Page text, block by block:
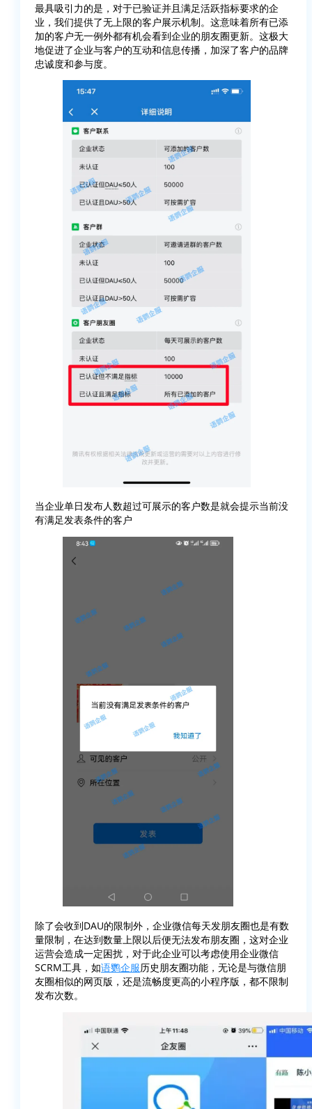
最具吸引力的是，对于已验证并且满足活跃指标要求的企
业，我们提供了无上限的客户展示机制。这意味着所有已添
加的客户无一例外都有机会看到企业的朋友圈更新。这极大
地促进了企业与客户的互动和信息传播，加深了客户的品牌
忠诚度和参与度。
当企业单日发布人数超过可展示的客户数是就会提示当前没
有满足发表条件的客户
除了会收到DAU的限制外，企业微信每天发朋友圈也是有数
量限制，在达到数量上限以后便无法发布朋友圈，这对企业
运营会造成一定困扰，对于此企业可以考虑使用企业微信
SCRM工具，如语鹦企服历史朋友圈功能，无论是与微信朋
友圈相似的网页版，还是流畅度更高的小程序版，都不限制
发布次数。